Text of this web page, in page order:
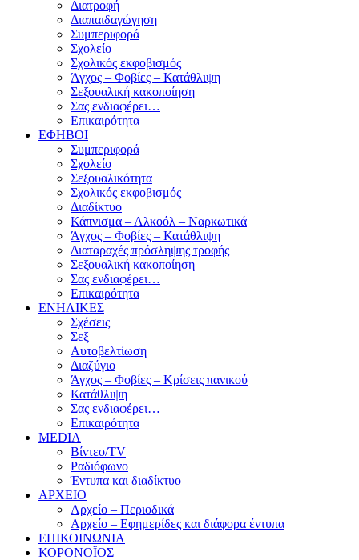
Διατροφή
Διαπαιδαγώγηση
Συμπεριφορά
Σχολείο
Σχολικός εκφοβισμός
Άγχος – Φοβίες – Κατάθλιψη
Σεξουαλική κακοποίηση
Σας ενδιαφέρει…
Επικαιρότητα
ΕΦΗΒΟΙ
Συμπεριφορά
Σχολείο
Σεξουαλικότητα
Σχολικός εκφοβισμός
Διαδίκτυο
Κάπνισμα – Αλκοόλ – Ναρκωτικά
Άγχος – Φοβίες – Κατάθλιψη
Διαταραχές πρόσληψης τροφής
Σεξουαλική κακοποίηση
Σας ενδιαφέρει…
Επικαιρότητα
ΕΝΗΛΙΚΕΣ
Σχέσεις
Σεξ
Αυτοβελτίωση
Διαζύγιο
Άγχος – Φοβίες – Κρίσεις πανικού
Κατάθλιψη
Σας ενδιαφέρει…
Επικαιρότητα
MEDIA
Βίντεο/TV
Ραδιόφωνο
Έντυπα και διαδίκτυο
ΑΡΧΕΙΟ
Αρχείο – Περιοδικά
Αρχείο – Εφημερίδες και διάφορα έντυπα
ΕΠΙΚΟΙΝΩΝΙΑ
ΚΟΡΟΝΟΪΟΣ